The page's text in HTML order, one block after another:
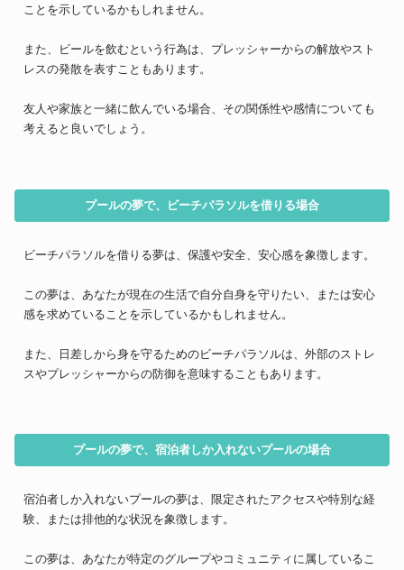
ことを示しているかもしれません。
また、ビールを飲むという行為は、プレッシャーからの解放やスト
レスの発散を表すこともあります。
友人や家族と一緒に飲んでいる場合、その関係性や感情についても
考えると良いでしょう。
プールの夢で、ビーチパラソルを借りる場合
ビーチパラソルを借りる夢は、保護や安全、安心感を象徴します。
この夢は、あなたが現在の生活で自分自身を守りたい、または安心
感を求めていることを示しているかもしれません。
また、日差しから身を守るためのビーチパラソルは、外部のストレ
スやプレッシャーからの防御を意味することもあります。
プールの夢で、宿泊者しか入れないプールの場合
宿泊者しか入れないプールの夢は、限定されたアクセスや特別な経
験、または排他的な状況を象徴します。
この夢は、あなたが特定のグループやコミュニティに属しているこ